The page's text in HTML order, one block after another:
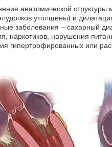
анатомической
утолщены) и
заболевания – сахарный
наркотиков, нарушения
гипертрофированных или